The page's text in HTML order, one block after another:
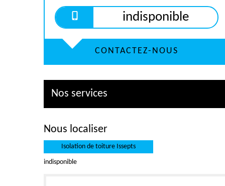
indisponible
CONTACTEZ-NOUS
Nos services
Nous localiser
Isolation de toiture Issepts
indisponible